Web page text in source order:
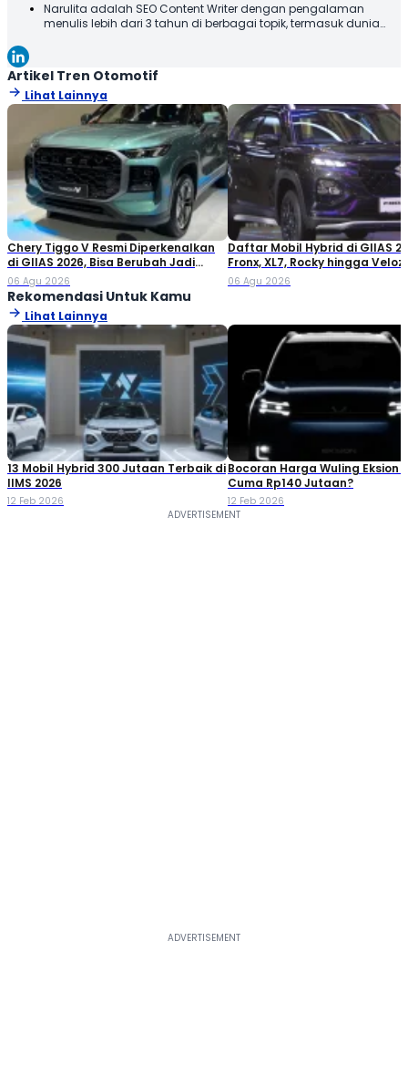
Narulita adalah SEO Content Writer dengan pengalaman
menulis lebih dari 3 tahun di berbagai topik, termasuk dunia
kepada para pembaca. Terima kasih telah membaca karya
tulis saya, semoga tulisan ini bisa bermanfaat!
Artikel Tren Otomotif
Lihat Lainnya
Chery Tiggo V Resmi Diperkenalkan
di GIIAS 2026, Bisa Berubah Jadi
Double Cabin
06 Agu 2026
Daftar Mobil Hybrid di GIIAS
Fronx, XL7, Rocky hingga Veloz!
06 Agu 2026
Rekomendasi Untuk Kamu
Lihat Lainnya
13 Mobil Hybrid 300 Jutaan Terbaik di
IIMS 2026
12 Feb 2026
Bocoran Harga Wuling Eksion
Cuma Rp140 Jutaan?
12 Feb 2026